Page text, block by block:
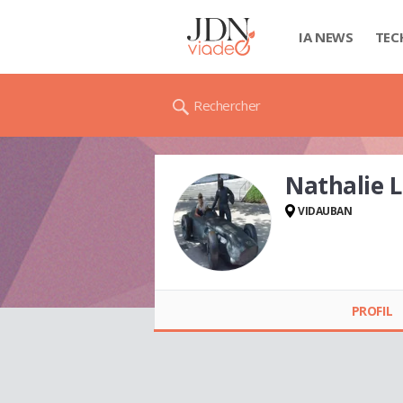
IA NEWS
Rechercher
Nathalie
VIDAUBAN
PROFIL